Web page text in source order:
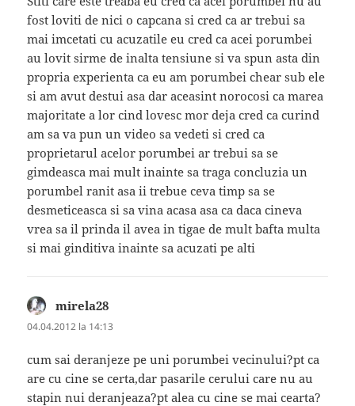
fost loviti de nici o capcana si cred ca ar trebui sa
mai imcetati cu acuzatile eu cred ca acei porumbei
au lovit sirme de inalta tensiune si va spun asta din
propria experienta ca eu am porumbei chear sub ele
si am avut destui asa dar aceasint norocosi ca marea
majoritate a lor cind lovesc mor deja cred ca curind
am sa va pun un video sa vedeti si cred ca
proprietarul acelor porumbei ar trebui sa se
gimdeasca mai mult inainte sa traga concluzia un
porumbel ranit asa ii trebue ceva timp sa se
desmeticeasca si sa vina acasa asa ca daca cineva
vrea sa il prinda il avea in tigae de mult bafta multa
si mai ginditiva inainte sa acuzati pe alti
mirela28
04.04.2012 la 14:13
cum sai deranjeze pe uni porumbei vecinului?pt ca
are cu cine se certa,dar pasarile cerului care nu au
stapin nui deranjeaza?pt alea cu cine se mai cearta?